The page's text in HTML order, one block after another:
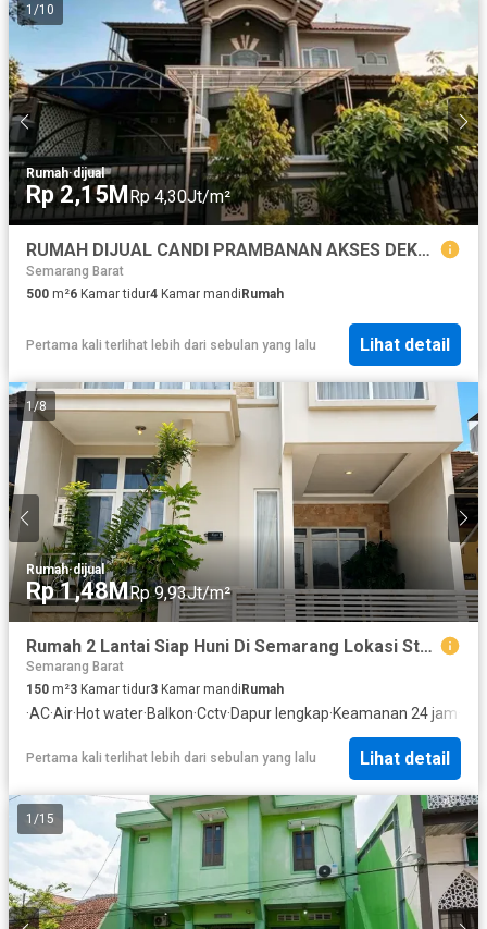
1 /10
Rumah·dijual
Rp 2,15MRp 4,30Jt/m²
RUMAH DIJUAL CANDI PRAMBANAN AKSES DEKAT GERBANG TOL ADA KOLAM RENANG PRIBADI
Semarang Barat
500 m²6 Kamar tidur4 Kamar mandiRumah
Pertama kali terlihat lebih dari sebulan yang lalu Lihat detail
1/8
Rumah·dijual
Rp 1,48MRp 9,93Jt/m²
Rumah 2 Lantai Siap Huni Di Semarang Lokasi Strategis Bebas Banjir Akses Mudah
Semarang Barat
150 m²3 Kamar tidur3 Kamar mandi Rumah
·AC·Air·Hot water·Balkon·Cctv·Dapur lengkap·Keamanan 24 jam
Pertama kali terlihat lebih dari sebulan yang lalu Lihat detail
1 /15